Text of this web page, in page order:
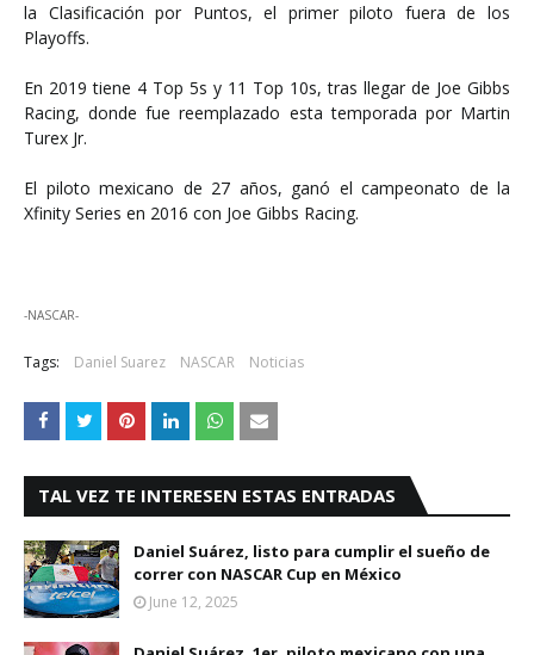
la Clasificación por Puntos, el primer piloto fuera de los
Playoffs.
En 2019 tiene 4 Top 5s y 11 Top 10s, tras llegar de Joe Gibbs
Racing, donde fue reemplazado esta temporada por Martin
Turex Jr.
El piloto mexicano de 27 años, ganó el campeonato de la
Xfinity Series en 2016 con Joe Gibbs Racing.
-NASCAR-
Tags: Daniel Suarez NASCAR Noticias
TAL VEZ TE INTERESEN ESTAS ENTRADAS
Daniel Suárez, listo para cumplir el sueño de
correr con NASCAR Cup en México
June 12, 2025